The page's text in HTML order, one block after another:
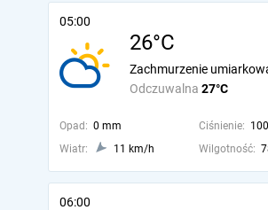
05:00
26°C
Odczuwalna 27°C
Zachmurzenie
Opad: 0 mm Ciśnienie:
Wiatr:
11 km/h Wilgotność:
06:00